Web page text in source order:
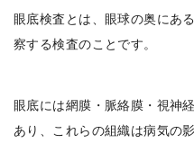
眼底検査とは、眼球の奥にあ
察する検査のことです。
眼底には網膜・脈絡膜・視神
あり、これらの組織は病気の